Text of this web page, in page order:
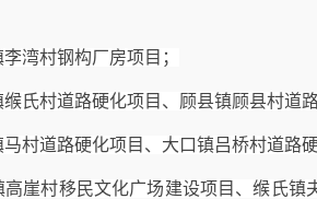
湾村钢构厂房项目；
氏村道路硬化项目、顾县镇顾县村道
马村道路硬化项目、大口镇吕桥村道路
高崖村移民文化广场建设项目、缑氏